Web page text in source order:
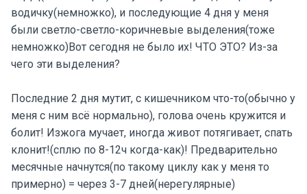
водичку(немножко), и последующие 4 дня у меня
были светло-светло-коричневые выделения(тоже
немножко)Вот сегодня не было их! ЧТО ЭТО? Из-за
чего эти выделения?
Последние 2 дня мутит, с кишечником что-то(обычно у
меня с ним всё нормально), голова очень кружится и
болит! Изжога мучает, иногда живот потягивает, спать
клонит!(сплю по 8-12ч когда-как)! Предварительно
месячные начнутся(по такому циклу как у меня то
примерно) = через 3-7 дней(нерегулярные)